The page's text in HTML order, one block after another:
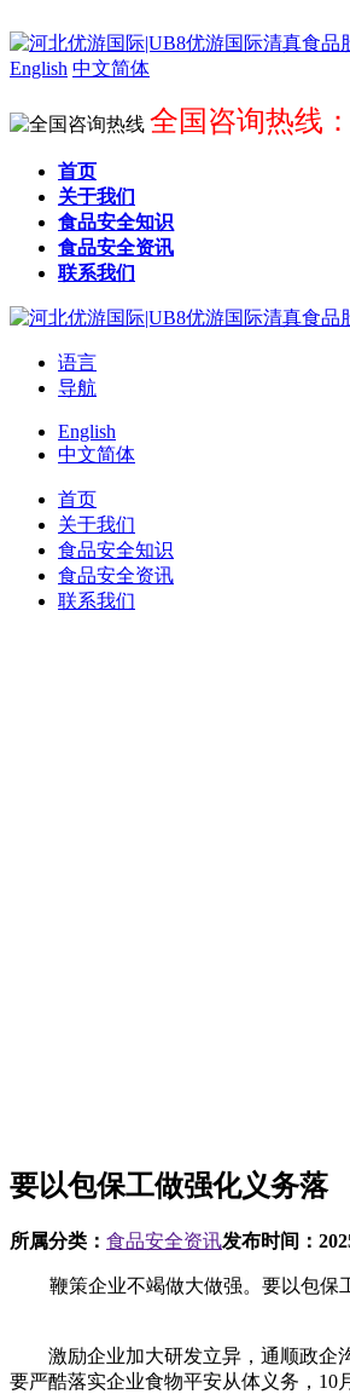
English 中文简体
全国咨询热线
首页
关于我们
食品安全知识
食品安全资讯
联系我们
语言
导航
English
中文简体
首页
关于我们
食品安全知识
食品安全资讯
联系我们
要以包保工做强化义务落
所属分类： 食品安全资讯发布时间：
鞭策企业不竭做大做强。要以包保工
激励企业加大研发立异，通顺政企沟
要严酷落实企业食物平安从体义务，